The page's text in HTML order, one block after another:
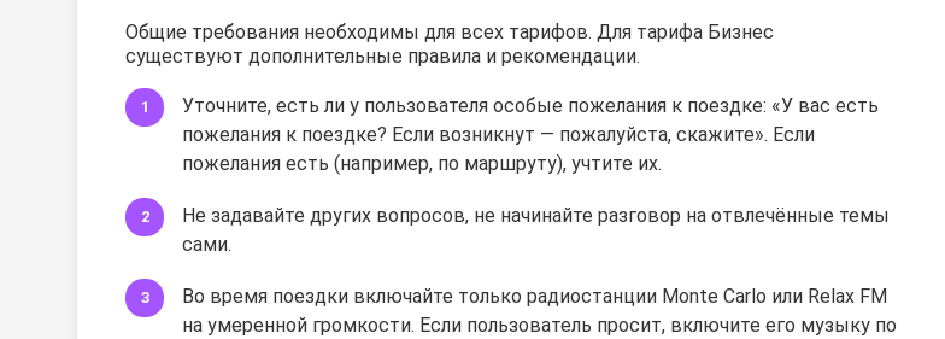
Общие требования необходимы для всех тарифов. Для тарифа Бизнес
существуют дополнительные правила и рекомендации.
Уточните, есть ли у пользователя особые пожелания к поездке: «У вас есть
пожелания к поездке? Если возникнут — пожалуйста, скажите». Если
пожелания есть (например, по маршруту), учтите их.
Не задавайте других вопросов, не начинайте разговор на отвлечённые темы
сами.
Во время поездки включайте только радиостанции Monte Carlo или Relax FM
на умеренной громкости. Если пользователь просит, включите его музыку по